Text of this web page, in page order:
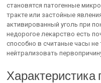
становятся патогенные
тракте или застойные
активированный уголь при
недорогое лекарство есть
способно в считаные часы не
нейтрализовать
Характеристика